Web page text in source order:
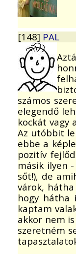
[148] PAL
számos
elegendő
kockát vagy
Az utóbbit
ebbe a
pozitív
másik ilyen
sőt!), de
várok,
hogy hátha
kaptam
akkor nem
szeretném